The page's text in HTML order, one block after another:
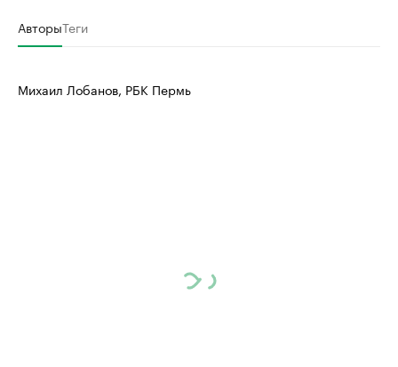
АвторыТеги
Михаил Лобанов, РБК Пермь